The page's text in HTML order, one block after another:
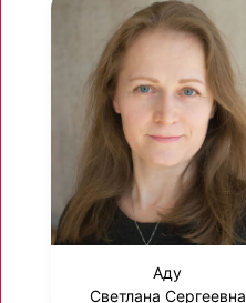
Аду
Светлана Сергеевна